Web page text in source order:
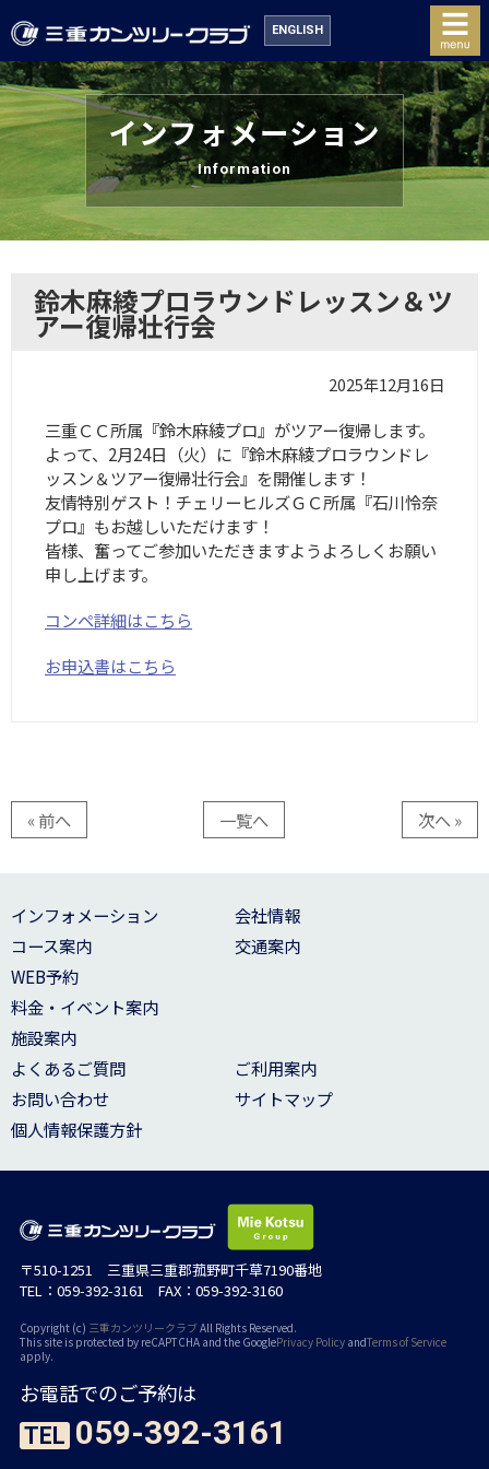
ENGLISH
インフォメーション
Information
鈴木麻綾プロラウンドレッスン＆ツ
アー復帰壮行会
2025年12月16日
三重ＣＣ所属『鈴木麻綾プロ』がツアー復帰します。
よって、2月24日（火）に『鈴木麻綾プロラウンドレ
ッスン＆ツアー復帰壮行会』を開催します！
友情特別ゲスト！チェリーヒルズＧＣ所属『石川怜奈
プロ』もお越しいただけます！
皆様、奮ってご参加いただきますようよろしくお願い
申し上げます。
コンペ詳細はこちら
お申込書はこちら
« 前へ 一覧へ 次へ »
インフォメーション
コース案内
WEB予約
料金・イベント案内
施設案内
会社情報
交通案内
よくあるご質問
お問い合わせ
個人情報保護方針
ご利用案内
サイトマップ
〒510-1251 三重県三重郡菰野町千草7190番地
TEL：059-392-3161 FAX：059-392-3160
Copyright (c) 三重カンツリークラブAll Rights Reserved.
This site is protected by reCAPTCHA and the GooglePrivacy Policy andTerms of Service
apply.
お電話でのご予約は
TEL 059-392-3161